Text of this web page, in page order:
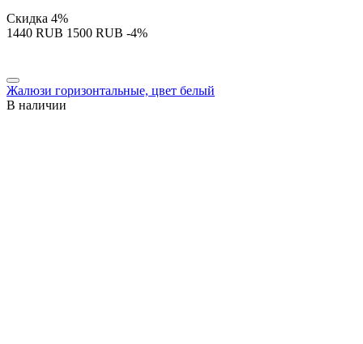
Скидка 4%
‍1440‍ RUB ‍1500‍ RUB -4%
Жалюзи горизонтальные, цвет белый
В наличии